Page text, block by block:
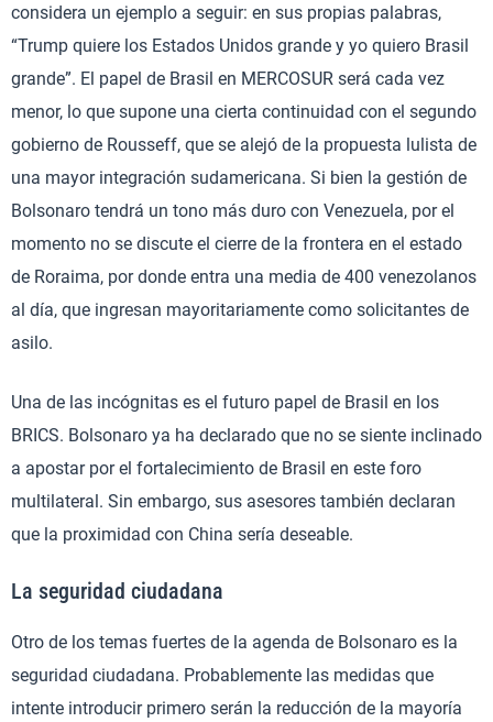
considera un ejemplo a seguir: en sus propias palabras,
“Trump quiere los Estados Unidos grande y yo quiero Brasil
grande”. El papel de Brasil en MERCOSUR será cada vez
menor, lo que supone una cierta continuidad con el segundo
gobierno de Rousseff, que se alejó de la propuesta lulista de
una mayor integración sudamericana. Si bien la gestión de
Bolsonaro tendrá un tono más duro con Venezuela, por el
momento no se discute el cierre de la frontera en el estado
de Roraima, por donde entra una media de 400 venezolanos
al día, que ingresan mayoritariamente como solicitantes de
asilo.
Una de las incógnitas es el futuro papel de Brasil en los
BRICS. Bolsonaro ya ha declarado que no se siente inclinado
a apostar por el fortalecimiento de Brasil en este foro
multilateral. Sin embargo, sus asesores también declaran
que la proximidad con China sería deseable.
La seguridad ciudadana
Otro de los temas fuertes de la agenda de Bolsonaro es la
seguridad ciudadana. Probablemente las medidas que
intente introducir primero serán la reducción de la mayoría